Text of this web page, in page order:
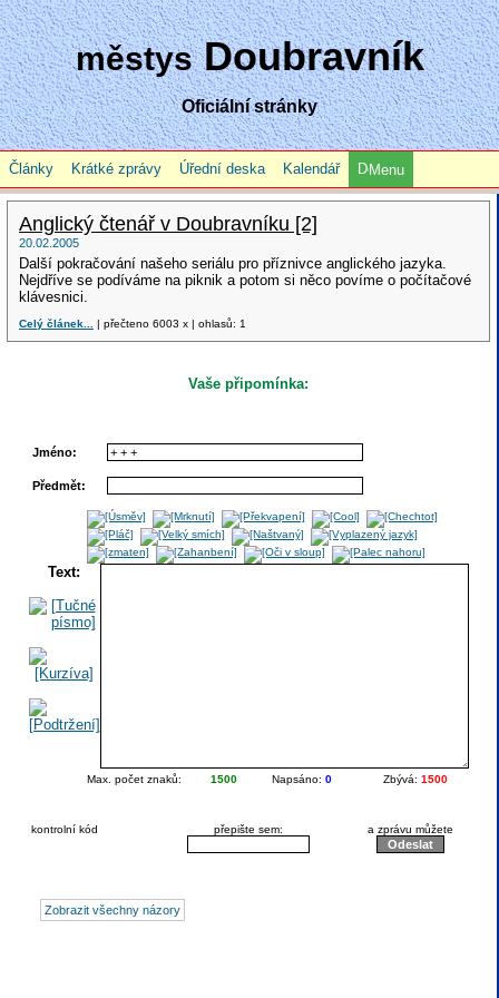
městysDoubravník
Oficiální stránky
Články Krátké zprávy Úřední deska Kalendář Menu
Anglický čtenář v Doubravníku [2]
20.02.2005
Další pokračování našeho seriálu pro příznivce anglického jazyka.
Nejdříve se podíváme na piknik a potom si něco povíme o počítačové
klávesnici.
Celý článek... | přečteno 6003 x | ohlasů: 1
Vaše připomínka:
Jméno:
Předmět:
Text:
Max. počet znaků: 1500 Napsáno: 0 Zbývá: 1500
kontrolní kód přepište sem: a zprávu můžete